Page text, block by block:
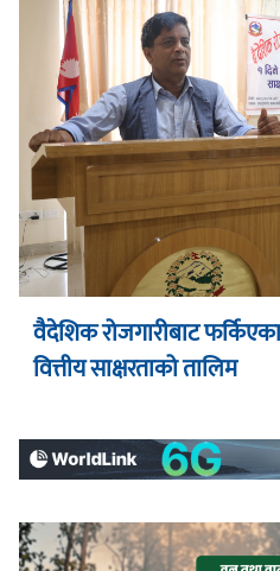
वैदेशिक रोजगारीबाट
वित्तीय साक्षरताको तालिम